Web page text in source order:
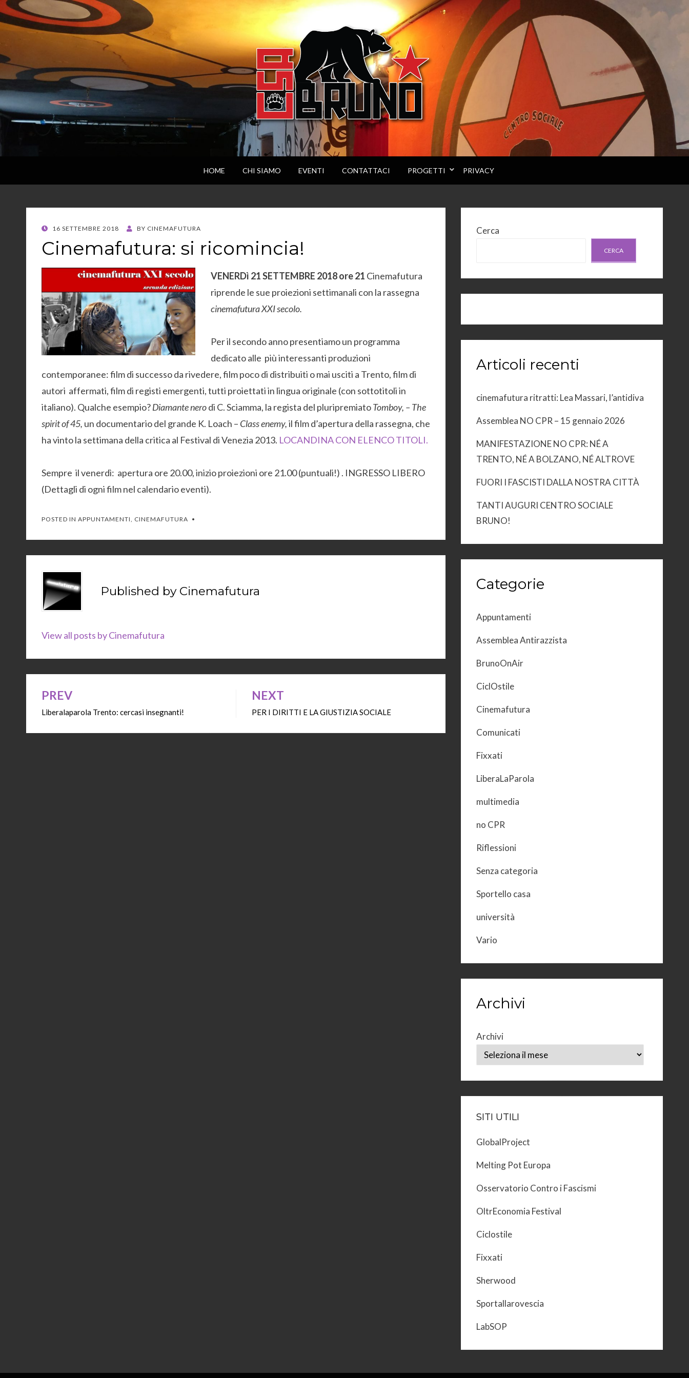
HOME CHI SIAMO EVENTI CONTATTACI PROGETTI PRIVACY
POSTED
16 SETTEMBRE 2018 BY CINEMAFUTURA
Cinemafutura: si ricomincia!
VENERDì 21 SETTEMBRE 2018 ore 21 Cinemafutura
riprende le sue proiezioni settimanali con la rassegna
cinemafutura XXI secolo.
Per il secondo anno presentiamo un programma
dedicato alle più interessanti produzioni
contemporanee: film di successo da rivedere, film poco di distribuiti o mai usciti a Trento, film di
autori affermati, film di registi emergenti, tutti proiettati in lingua originale (con sottotitoli in
italiano). Qualche esempio?Diamante nerodi C. Sciamma, la regista del pluripremiatoTomboy, – The
spirit of 45, un documentario del grande K. Loach – Class enemy,il film d’apertura della rassegna, che
ha vinto la settimana della critica al Festival di Venezia 2013. LOCANDINA CON ELENCO TITOLI.
Sempre il venerdì: apertura ore 20.00, inizio proiezioni ore 21.00 (puntuali!) . INGRESSO LIBERO
(Dettagli di ogni film nel calendario eventi).
POSTED IN APPUNTAMENTI, CINEMAFUTURA
Published by Cinemafutura
View all posts by Cinemafutura
Navigazione
articoli
PREV
Liberalaparola Trento: cercasi insegnanti!
NEXT
PER I DIRITTI E LA GIUSTIZIA SOCIALE
Cerca
CERCA
Articoli recenti
cinemafutura ritratti: Lea Massari, l’antidiva
Assemblea NO CPR – 15 gennaio 2026
MANIFESTAZIONE NO CPR: NÉ A
TRENTO, NÉ A BOLZANO, NÉ ALTROVE
FUORI I FASCISTI DALLA NOSTRA CITTÀ
TANTI AUGURI CENTRO SOCIALE
BRUNO!
Categorie
Appuntamenti
Assemblea Antirazzista
BrunoOnAir
CiclOstile
Cinemafutura
Comunicati
Fixxati
LiberaLaParola
multimedia
no CPR
Riflessioni
Senza categoria
Sportello casa
università
Vario
Archivi
Archivi
SITI UTILI
GlobalProject
Melting Pot Europa
Osservatorio Contro i Fascismi
OltrEconomia Festival
Ciclostile
Fixxati
Sherwood
Sportallarovescia
LabSOP